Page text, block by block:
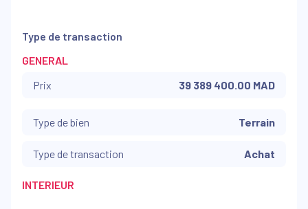
Type de transaction
GENERAL
Prix
39 389 400.00 MAD
Type de bien Terrain
Type de transaction Achat
INTERIEUR